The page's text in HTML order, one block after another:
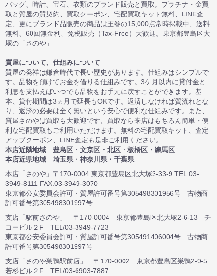
バッグ、時計、宝石、衣類のブランド販売と買取。プラチナ・金買
取と質屋の質契約、買取クーポン、宅配買取キット無料、LINE査
定、更にブランド品販売の商品は圧巻の15,000点常時掲載中、送料
無料、60回無金利、免税販売（Tax-Free）大歓迎。東京都豊島区大
塚の「さのや」
質屋について、仕組みについて
質屋の発祥は鎌倉時代で長い歴史があります。仕組みはシンプルで
す。品物を預けてお金を借りる仕組みです。3ケ月以内に貸付金と
利息を支払えばいつでも品物をお手元に戻すことができます。基
本、貸付期間は3ヵ月で延長もOKです。返済しなければ質流れとな
り、返済の必要は全く無いという安心で便利な仕組みです。また、
質屋さのやは買取も大歓迎です。買取なら来店はもちろん簡単・便
利な宅配買取もご利用いただけます。無料の宅配買取キット、査定
アップクーポン、LINE査定も是非ご利用ください。
本店近隣地域 豊島区・文京区・北区・板橋区・練馬区
本店近県地域 埼玉県・神奈川県・千葉県
本店「さのや」〒170-0004 東京都豊島区北大塚3-33-9 TEL:03-
3949-8111 FAX:03-3949-3070
東京都公安委員会許可・質屋許可番号第305498301956号 古物商
許可番号第305498301997号
支店「駅前さのや」 〒170-0004 東京都豊島区北大塚2-6-13 チ
コービル２F TEL/03-3949-7723
東京都公安委員会許可・質屋許可番号第305491406004号 古物商
許可番号第305498301997号
支店「さのや巣鴨駅前店」 〒170-0002 東京都豊島区巣鴨2-9-5
若杉ビル２F TEL/03-6903-7887